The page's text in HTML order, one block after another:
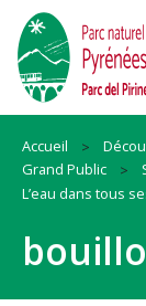
Accueil
Grand Public
L’eau dans tous